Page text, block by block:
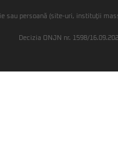
sau persoană (site-uri, instituţii
Decizia ONJN nr. 1598/